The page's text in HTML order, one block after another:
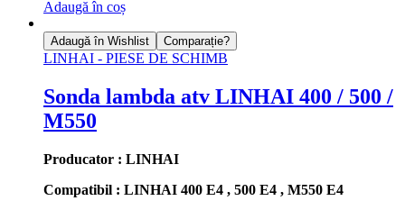
Adaugă în coș
Adaugă în Wishlist Comparație?
LINHAI - PIESE DE SCHIMB
Sonda lambda atv LINHAI 400 / 500 /
M550
Producator : LINHAI
Compatibil : LINHAI 400 E4 , 500 E4 , M550 E4